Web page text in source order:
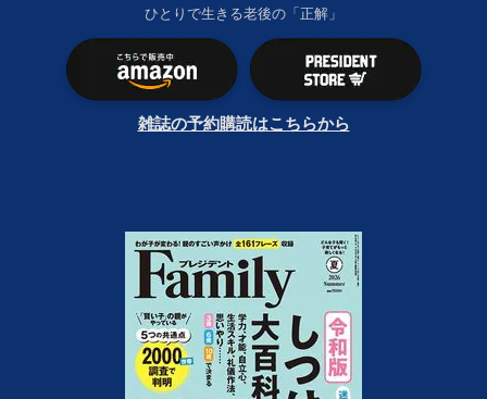
ひとりで生きる老後の「正解」
雑誌の予約購読はこちらから